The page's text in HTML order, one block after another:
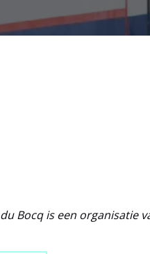
Bocq is een organisatie